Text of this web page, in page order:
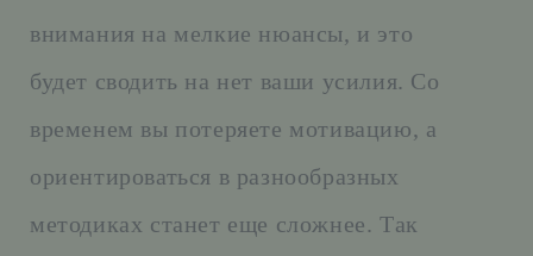
внимания на мелкие нюансы, и это
будет сводить на нет ваши усилия. Со
временем вы потеряете мотивацию, а
ориентироваться в разнообразных
методиках станет еще сложнее. Так